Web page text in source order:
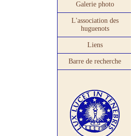
Galerie photo
L'association des
huguenots
Liens
Barre de recherche